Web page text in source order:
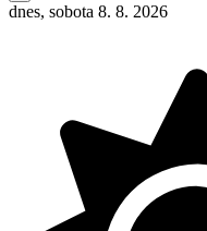
dnes, sobota 8. 8. 2026